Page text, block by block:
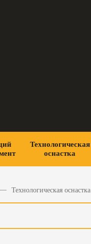
Технологическая
оснастка
Технологическая оснастка